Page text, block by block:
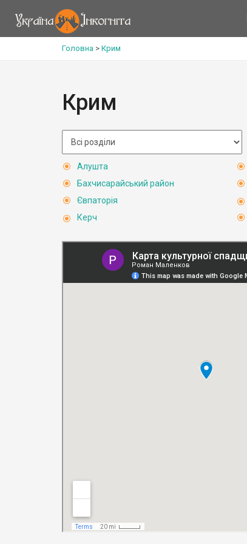
Головна > Крим
Крим
Алушта
Бахчисарайський район
Євпаторія
Керч